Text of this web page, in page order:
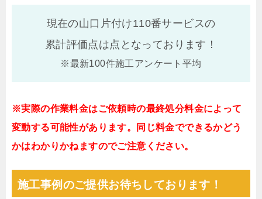
現在の山口片付け110番サービスの
累計評価点は点となっております！
※最新100件施工アンケート平均
※実際の作業料金はご依頼時の最終処分料金によって
変動する可能性があります。同じ料金でできるかどう
かはわかりかねますのでご注意ください。
施工事例のご提供お待ちしております！